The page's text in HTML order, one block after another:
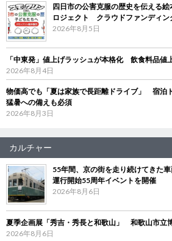
四日市の公害克服の歴史を伝える
ロジェクト クラウドファンディン
2026年8月5日
「中東発」値上げラッシュが本格化 飲食料品値
2026年8月4日
物価高でも「夏は家族で長距離ドライブ」 宿泊
猛暑への備えも必須
2026年8月3日
カルチャー
55年間、京の街を走り続けてきた
運行開始55周年イベントを開催
2026年8月6日
夏季企画展「秀吉・秀長と和歌山」 和歌山市立
2026年8月6日